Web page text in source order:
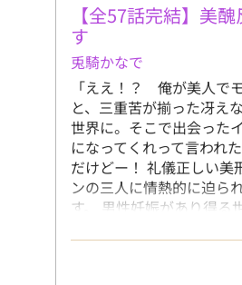
【全57話完結】美
す
兎騎かなで
「ええ！？ 俺が美人で
と、三重苦が揃った冴え
世界に。そこで出会った
になってくれって言われ
だけどー！ 礼儀正しい美
ンの三人に情熱的に迫ら
す。 男性妊娠があり得る
少々含まれますので、苦